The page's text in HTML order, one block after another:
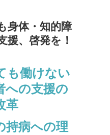
身体・知的障
援、啓発を！
も働けない
への支援の
革
持病への理